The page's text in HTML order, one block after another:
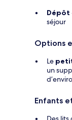
Dépôt
séjour
Options
Le
un
Enfants